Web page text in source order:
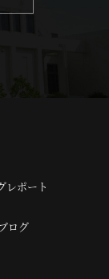
レポート
ログ